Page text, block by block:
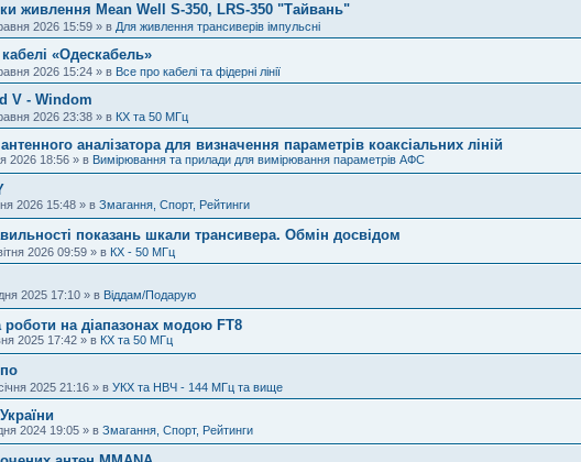
живлення Mean Well S-350, LRS-350 "Тайвань"
2026 15:59 » в Для живлення трансиверів імпульсні
кабелі «Одескабель»
2026 15:24 » в Все про кабелі та фідерні лінії
V - Windom
2026 23:38 » в КХ та 50 МГц
аналізатора для визначення параметрів коаксіальних ліній
2026 18:56 » в Вимірювання та прилади для вимірювання параметрів АФС
2026 15:48 » в Змагання, Спорт, Рейтинги
показань шкали трансивера. Обмін досвідом
2026 09:59 » в КХ - 50 МГц
2025 17:10 » в Віддам/Подарую
роботи на діапазонах модою FT8
2025 17:42 » в КХ та 50 МГц
2025 21:16 » в УКХ та НВЧ - 144 МГц та вище
2024 19:05 » в Змагання, Спорт, Рейтинги